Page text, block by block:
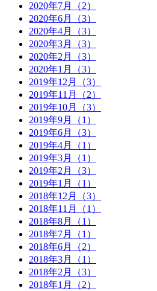
2020年7月（2）
2020年6月（3）
2020年4月（3）
2020年3月（3）
2020年2月（3）
2020年1月（3）
2019年12月（3）
2019年11月（2）
2019年10月（3）
2019年9月（1）
2019年6月（3）
2019年4月（1）
2019年3月（1）
2019年2月（3）
2019年1月（1）
2018年12月（3）
2018年11月（1）
2018年8月（1）
2018年7月（1）
2018年6月（2）
2018年3月（1）
2018年2月（3）
2018年1月（2）